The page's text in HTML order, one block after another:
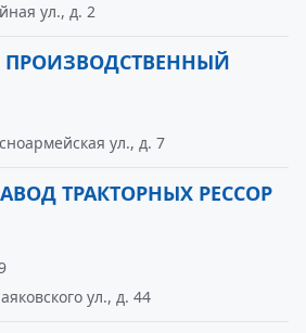
ул., д. 2
ул., д. 7
ТРАКТОРНЫХ РЕССОР
ул., д. 44